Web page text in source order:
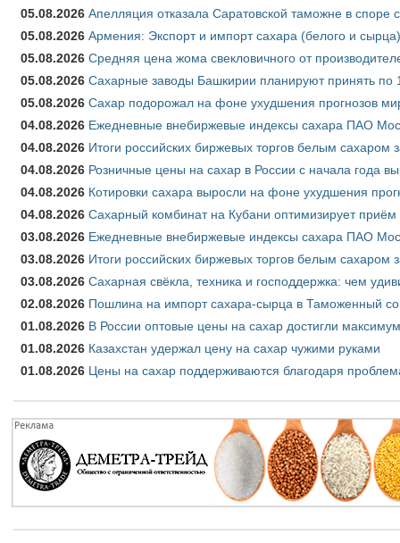
05.08.2026 Апелляция отказала Саратовской таможне в
05.08.2026 Армения: Экспорт и импорт сахара (белого и
05.08.2026 Средняя цена жома свекловичного от
05.08.2026 Сахарные заводы Башкирии планируют принять по
05.08.2026 Сахар подорожал на фоне ухудшения прогнозов
04.08.2026 Ежедневные внебиржевые индексы сахара ПАО
04.08.2026 Итоги российских биржевых торгов белым сахаром
04.08.2026 Розничные цены на сахар в России с начала года
04.08.2026 Котировки сахара выросли на фоне ухудшения
04.08.2026 Сахарный комбинат на Кубани оптимизирует приём
03.08.2026 Ежедневные внебиржевые индексы сахара ПАО
03.08.2026 Итоги российских биржевых торгов белым сахаром
03.08.2026 Сахарная свёкла, техника и господдержка: чем
02.08.2026 Пошлина на импорт сахара-сырца в Таможенный
01.08.2026 В России оптовые цены на сахар достигли
01.08.2026 Казахстан удержал цену на сахар чужими руками
01.08.2026 Цены на сахар поддерживаются благодаря